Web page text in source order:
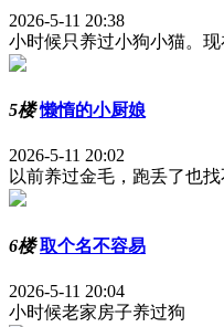
2026-5-11 20:38
小时候只养过小狗小猫。
5楼 懒惰的小厨娘
2026-5-11 20:02
以前养过金毛，跑丢了也找
6楼 取个名不容易
2026-5-11 20:04
小时候老家房子养过狗